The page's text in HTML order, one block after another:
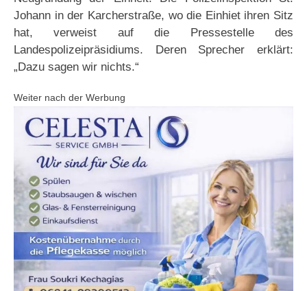
Johann in der Karcherstraße, wo die Einhiet ihren Sitz
hat, verweist auf die Pressestelle des
Landespolizeipräsidiums. Deren Sprecher erklärt:
„Dazu sagen wir nichts.“
Weiter nach der Werbung